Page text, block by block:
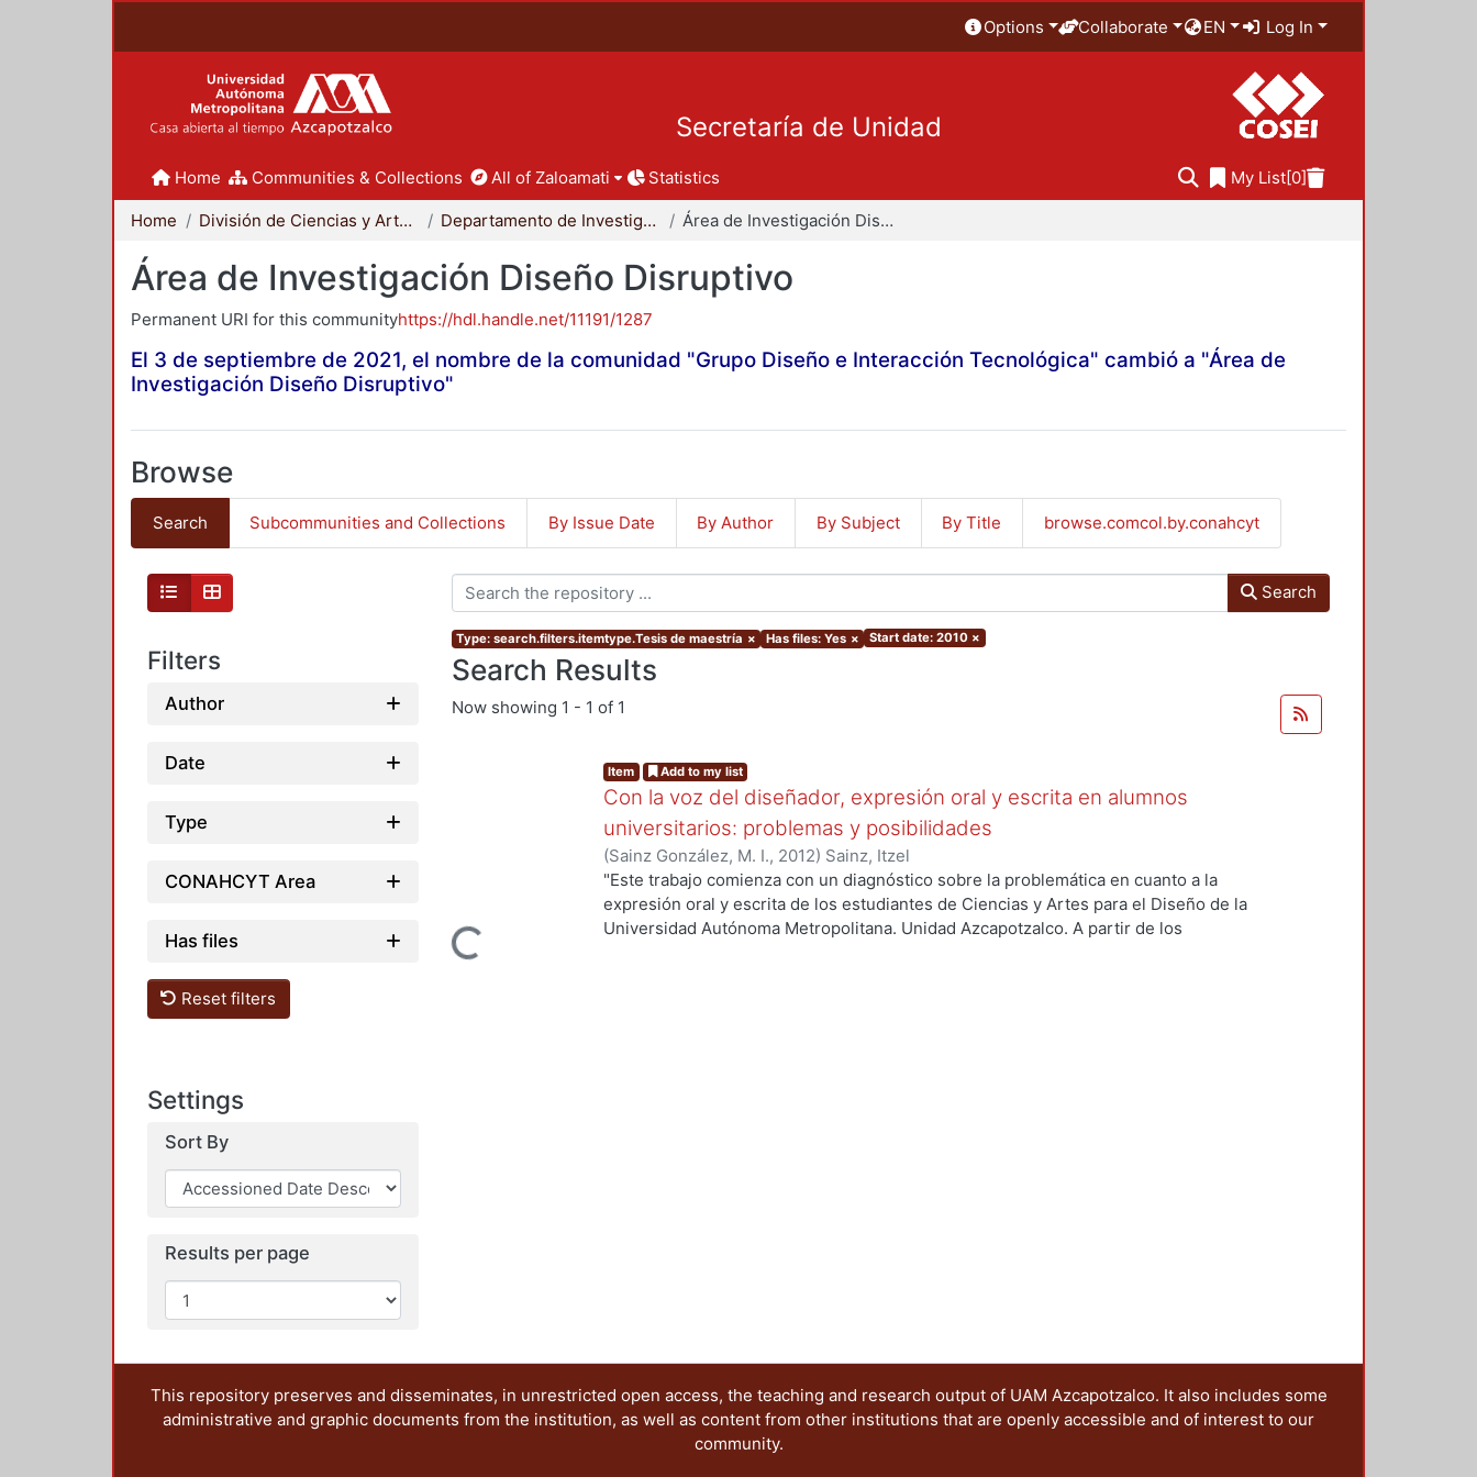
Options Collaborate EN Log In
Secretaría de Unidad
Home Communities & Collections All of Zaloamati Statistics My List[0]
Home División de Ciencias y Artes para el Diseño Departamento de Investigación y Conocimiento para el Diseño Área de Investigación Diseño Disruptivo
Área de Investigación Diseño Disruptivo
Permanent URI for this communityhttps://hdl.handle.net/11191/1287
El 3 de septiembre de 2021, el nombre de la comunidad "Grupo Diseño e Interacción Tecnológica" cambió a "Área de
Investigación Diseño Disruptivo"
Browse
Search Subcommunities and Collections By Issue Date By Author By Subject By Title browse.comcol.by.conahcyt
Filters
Author
Date
Type
CONAHCYT Area
Has files
Reset filters
Settings
Sort By
Results per page
Search
Type: search.filters.itemtype.Tesis de maestría × Has files: Yes × Start date: 2010 ×
Search Results
Now showing 1 - 1 of 1
Loading...
Item Add to my list
Con la voz del diseñador, expresión oral y escrita en alumnos
universitarios: problemas y posibilidades
(Sainz González, M. I., 2012) Sainz, Itzel
"Este trabajo comienza con un diagnóstico sobre la problemática en cuanto a la
expresión oral y escrita de los estudiantes de Ciencias y Artes para el Diseño de la
Universidad Autónoma Metropolitana. Unidad Azcapotzalco. A partir de los
proyecto."
This repository preserves and disseminates, in unrestricted open access, the teaching and research output of UAM Azcapotzalco. It also includes some
administrative and graphic documents from the institution, as well as content from other institutions that are openly accessible and of interest to our
community.